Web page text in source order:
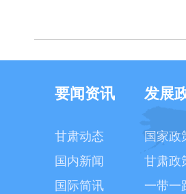
要闻资讯
甘肃动态
国内新闻
国际简讯
发展
国家政
甘肃政
一带一